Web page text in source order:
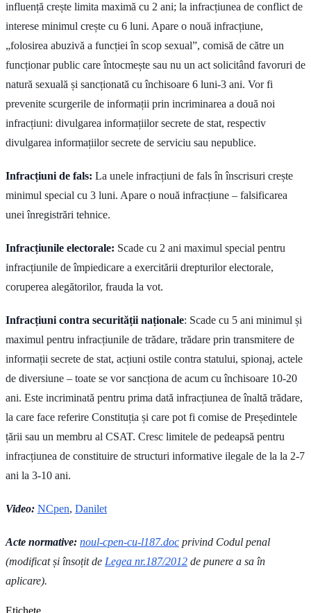
influență crește limita maximă cu 2 ani; la infracțiunea de conflict de
interese minimul crește cu 6 luni. Apare o nouă infracțiune,
„folosirea abuzivă a funcției în scop sexual”, comisă de către un
funcționar public care întocmește sau nu un act solicitând favoruri de
natură sexuală și sancționată cu închisoare 6 luni-3 ani. Vor fi
prevenite scurgerile de informații prin incriminarea a două noi
infracțiuni: divulgarea informațiilor secrete de stat, respectiv
divulgarea informațiilor secrete de serviciu sau nepublice.
Infracțiuni de fals: La unele infracțiuni de fals în înscrisuri crește
minimul special cu 3 luni. Apare o nouă infracțiune – falsificarea
unei înregistrări tehnice.
Infracțiunile electorale: Scade cu 2 ani maximul special pentru
infracțiunile de împiedicare a exercitării drepturilor electorale,
coruperea alegătorilor, frauda la vot.
Infracțiuni contra securității naționale: Scade cu 5 ani minimul și
maximul pentru infracțiunile de trădare, trădare prin transmitere de
informații secrete de stat, acțiuni ostile contra statului, spionaj, actele
de diversiune – toate se vor sancționa de acum cu închisoare 10-20
ani. Este incriminată pentru prima dată infracțiunea de înaltă trădare,
la care face referire Constituția și care pot fi comise de Președintele
țării sau un membru al CSAT. Cresc limitele de pedeapsă pentru
infracțiunea de constituire de structuri informative ilegale de la la 2-7
ani la 3-10 ani.
Video: NCpen, Danilet
Acte normative: noul-cpen-cu-l187.doc privind Codul penal
(modificat și însoțit de Legea nr.187/2012 de punere a sa în
aplicare).